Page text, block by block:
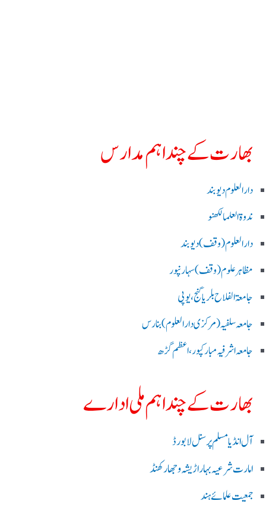
بھارت کے چند اہم مدارس
دارالعلوم دیوبند
ندوۃالعلما لکھنو
دارالعلوم (وقف)دیوبند
مظاہرعلوم (وقف)سہارنپور
جامعۃ الفلاح بلریاگنج،یوپی
جامعہ سلفیہ(مرکزی دارالعلوم )بنارس
جامعہ اشرفیہ مبارکپور،اعظم گڑھ
بھارت کے چند اہم ملی ادارے
آل انڈیا مسلم پرسنل لا بورڈ
امارت شرعیہ بہار اڑیشہ و جھارکھنڈ
جمعیت علمائے ہند